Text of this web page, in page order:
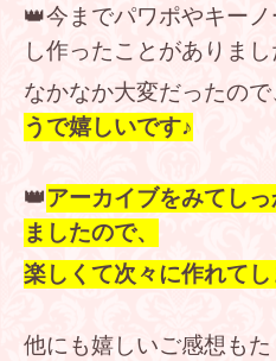
👑今までパワポやキー
し作ったことがありまし
なかなか大変だったので
うで嬉しいです♪
👑アーカイブをみてし
ましたので、
楽しくて次々に作れてし
他にも嬉しいご感想も